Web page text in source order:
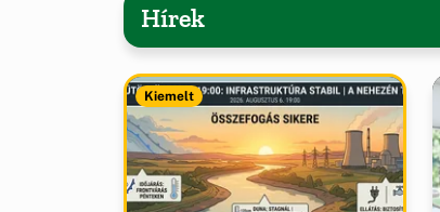
Hírek
Kiemelt